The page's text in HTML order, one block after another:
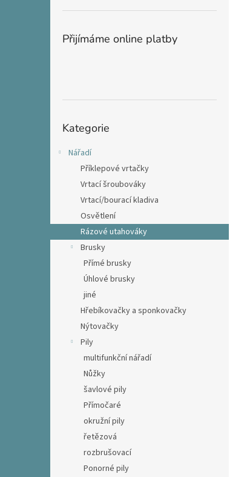
Přijímáme online platby
kategorie
Kategorie
Nářadí
Příklepové vrtačky
Vrtací šroubováky
Vrtací/bourací kladiva
Osvětlení
Rázové utahováky
Brusky
Přímé brusky
Úhlové brusky
jiné
Hřebíkovačky a sponkovačky
Nýtovačky
Pily
multifunkční nářadí
Nůžky
šavlové pily
Přímočaré
okružní pily
řetězová
rozbrušovací
Ponorné pily